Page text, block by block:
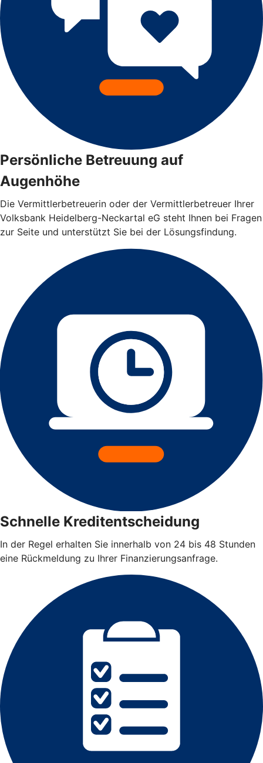
Persönliche Betreuung auf
Augenhöhe
Die Vermittlerbetreuerin oder der Vermittlerbetreuer Ihrer
Volksbank Heidelberg-Neckartal eG steht Ihnen bei Fragen
zur Seite und unterstützt Sie bei der Lösungsfindung.
Schnelle Kreditentscheidung
In der Regel erhalten Sie innerhalb von 24 bis 48 Stunden
eine Rückmeldung zu Ihrer Finanzierungsanfrage.